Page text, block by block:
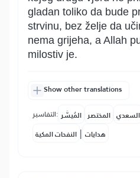
gladan toliko da bude
strvinu, bez želje da
nema grijeha, a Allah
milostiv je.
Show other translations
التفاسير: المُيسَّر المختصر السعدي
النفحات المكية | هدايات